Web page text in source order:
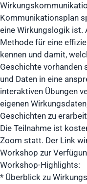
Kommunikationsplan
eine Wirkungslogik ist.
Methode für eine
kennen und damit,
Geschichte vorhanden
und Daten in eine
interaktiven Übungen
eigenen
Geschichten zu
Die Teilnahme ist
Zoom statt. Der Link
Workshop zur
Workshop-Highlights:
* Überblick zu